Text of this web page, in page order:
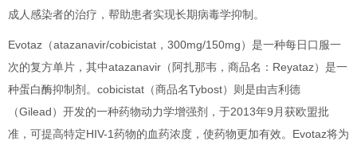
成人感染者的治疗，帮助患者实现长期病毒学抑制。
Evotaz（atazanavir/cobicistat，300mg/150mg）是一种每日口服一
次的复方单片，其中atazanavir（阿扎那韦，商品名：Reyataz）是一
种蛋白酶抑制剂。cobicistat（商品名Tybost）则是由吉利德
（Gilead）开发的一种药物动力学增强剂，于2013年9月获欧盟批
准，可提高特定HIV-1药物的血药浓度，使药物更加有效。Evotaz将为